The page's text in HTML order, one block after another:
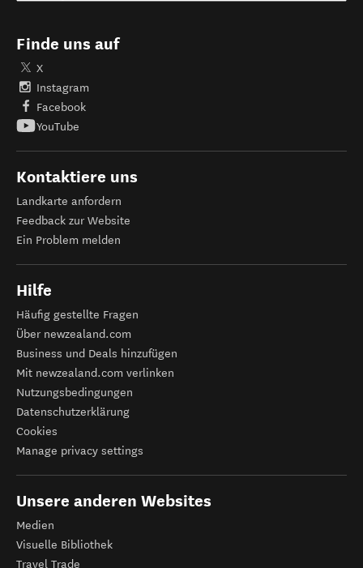
Finde uns auf
X
Instagram
Facebook
YouTube
Kontaktiere uns
Landkarte anfordern
Feedback zur Website
Ein Problem melden
Hilfe
Häufig gestellte Fragen
Über newzealand.com
Business und Deals hinzufügen
Mit newzealand.com verlinken
Nutzungsbedingungen
Datenschutzerklärung
Cookies
Manage privacy settings
Unsere anderen Websites
Medien
Visuelle Bibliothek
Travel Trade